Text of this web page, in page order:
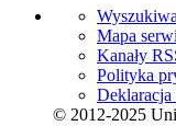
Mapa
Kanały
Polityka
Deklaracja
© 2012-2025